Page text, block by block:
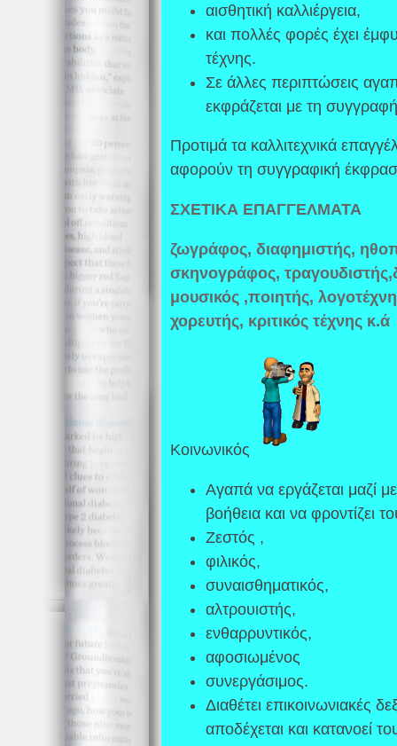
αισθητική καλλιέργεια,
και πολλές φορές έχει
τέχνης.
Σε άλλες περιπτώσεις
εκφράζεται με τη
Προτιμά τα καλλιτεχνικά
αφορούν τη συγγραφική
ΣΧΕΤΙΚΑ ΕΠΑΓΓΕΛΜΑΤΑ
ζωγράφος, διαφημιστής,
σκηνογράφος,
μουσικός ,ποιητής,
χορευτής, κριτικός τέχνης κ.ά
Κοινωνικός
Αγαπά να εργάζεται μαζί
βοήθεια και να φροντίζει
Ζεστός ,
φιλικός,
συναισθηματικός,
αλτρουιστής,
ενθαρρυντικός,
αφοσιωμένος
συνεργάσιμος.
Διαθέτει επικοινωνιακές
αποδέχεται και κατανοεί